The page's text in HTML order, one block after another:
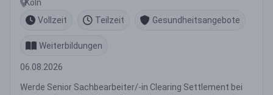
Köln
Vollzeit
Teilzeit Gesundheitsangebote
Weiterbildungen
06.08.2026
Werde Senior Sachbearbeiter/-in Clearing Settlement bei